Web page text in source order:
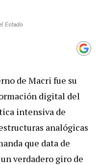
Estado
de Macri fue su
digital del
intensiva de
analógicas
que data de
verdadero giro de